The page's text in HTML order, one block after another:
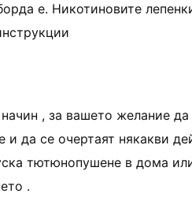
е. Никотиновите
, за вашето желание
да се очертаят някакви
тютюнопушене в дома
.